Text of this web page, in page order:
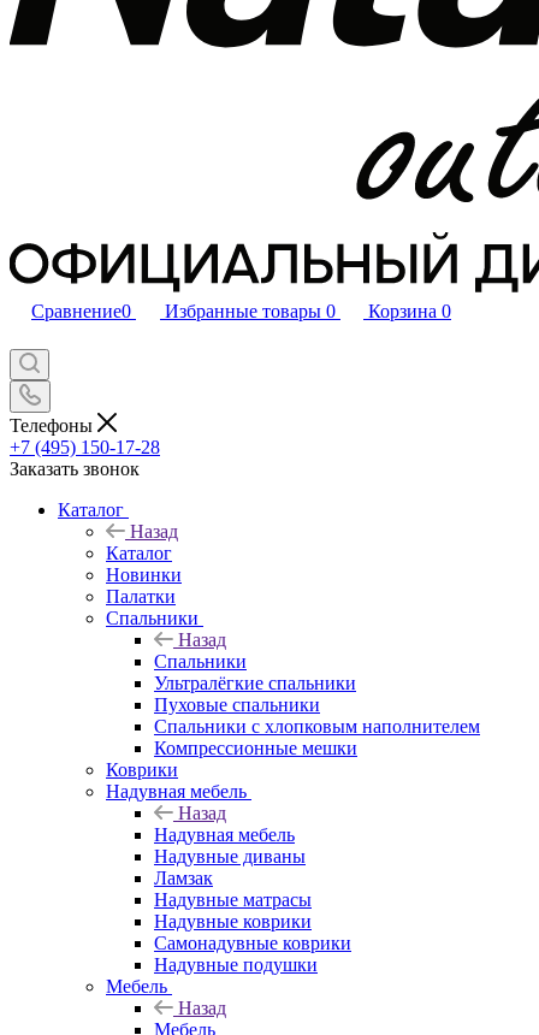
Сравнение0 Избранные товары 0 Корзина 0
Телефоны
+7 (495) 150-17-28
Заказать звонок
Каталог
Назад
Каталог
Новинки
Палатки
Спальники
Назад
Спальники
Ультралёгкие спальники
Пуховые спальники
Спальники с хлопковым наполнителем
Компрессионные мешки
Коврики
Надувная мебель
Назад
Надувная мебель
Надувные диваны
Ламзак
Надувные матрасы
Надувные коврики
Самонадувные коврики
Надувные подушки
Мебель
Назад
Мебель